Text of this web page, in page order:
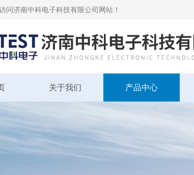
问济南中科电子科技有限公司网站！
关于我们 产品中心